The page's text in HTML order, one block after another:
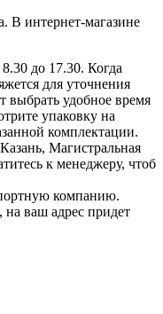
В интернет-магазине
8.30 до 17.30. Когда
для уточнения
выбрать удобное время
упаковку на
комплектации.
Магистральная
к менеджеру, чтоб
компанию.
на ваш адрес придет